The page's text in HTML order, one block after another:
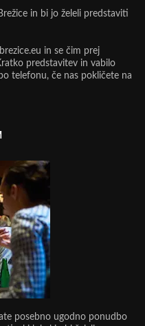
in bi jo želeli predstaviti
in se čim prej
predstavitev in vabilo
telefonu, če nas pokličete na
posebno ugodno ponudbo